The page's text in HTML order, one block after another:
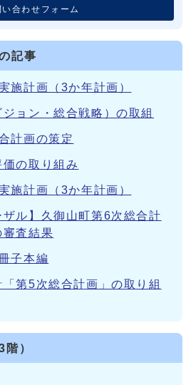
い合わせフォーム
記事
施計画（3か年計画）
ョン・総合戦略）の取組
計画の策定
の取り組み
施計画（3か年計画）
ザル】久御山町第6次総合計
査結果
子本編
第5次総合計画」の取り組
）